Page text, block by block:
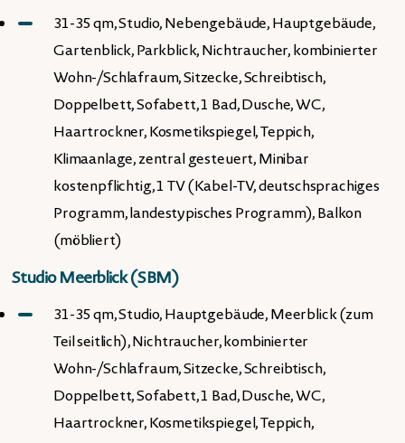
31-35 qm, Studio, Nebengebäude, Hauptgebäude,
Gartenblick, Parkblick, Nichtraucher, kombinierter
Wohn-/Schlafraum, Sitzecke, Schreibtisch,
Doppelbett, Sofabett, 1 Bad, Dusche, WC,
Haartrockner, Kosmetikspiegel, Teppich,
Klimaanlage, zentral gesteuert, Minibar
kostenpflichtig, 1 TV (Kabel-TV, deutschsprachiges
Programm, landestypisches Programm), Balkon
(möbliert)
Studio Meerblick (SBM)
31-35 qm, Studio, Hauptgebäude, Meerblick (zum
Teil seitlich), Nichtraucher, kombinierter
Wohn-/Schlafraum, Sitzecke, Schreibtisch,
Doppelbett, Sofabett, 1 Bad, Dusche, WC,
Haartrockner, Kosmetikspiegel, Teppich,